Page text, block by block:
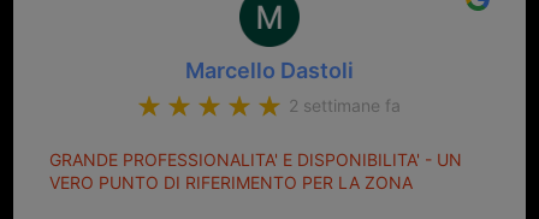
Marcello Dastoli
2 settimane fa
GRANDE PROFESSIONALITA' E DISPONIBILITA' - UN
VERO PUNTO DI RIFERIMENTO PER LA ZONA